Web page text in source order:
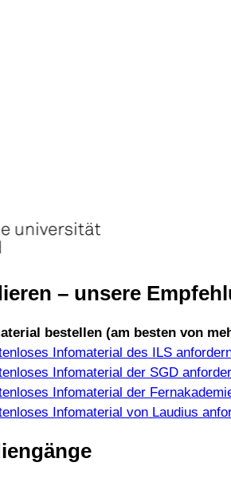
– unsere
bestellen (am besten von
Infomaterial des ILS
Infomaterial der SGD
Infomaterial der
Infomaterial von Laudius